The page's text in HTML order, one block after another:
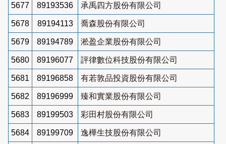
5677 89193536 承禹四方股份有限公司
5678 89194113 喬森股份有限公司
5679 89194789 淞盈企業股份有限公司
5680 89196077 評律數位科技股份有限公司
5681 89196858 有若敦品投資股份有限公司
5682 89196999 臻和實業股份有限公司
5683 89199503 彩田村股份有限公司
5684 89199709 逸樺生技股份有限公司